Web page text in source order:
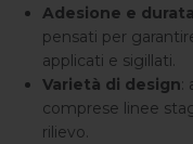
Adesione e durata
pensati per
applicati e sigillati.
Varietà di design:
comprese linee
rilievo.